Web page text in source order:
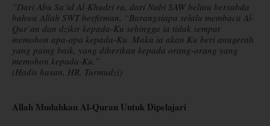
“Dari Abu Sa’id Al-Khudri ra, dari Nabi SAW beliau bersabda
bahwa Allah SWT berfirman, “Barangsiapa selalu membaca Al-
Qur’an dan dzikir kepada-Ku sehingga ia tidak sempat
memohon apa-apa kepada-Ku. Maka ia akan Ku beri anugerah
yang paing baik, yang diberikan kepada orang-orang yang
memohon kepada-Ku.”
(Hadis hasan, HR. Turmudzi)
Allah Mudahkan Al-Quran Untuk Dipelajari